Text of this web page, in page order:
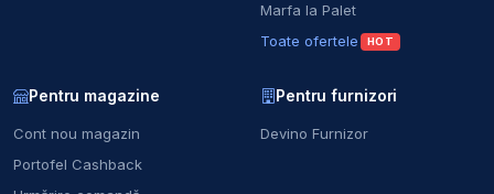
Marfa la Palet
Toate ofertele
HOT
Pentru magazine
Cont nou magazin
Portofel Cashback
Pentru furnizori
Devino Furnizor